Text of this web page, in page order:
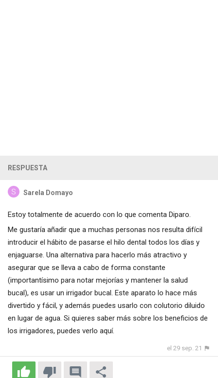
RESPUESTA
Sarela Domayo
Estoy totalmente de acuerdo con lo que comenta Diparo.
Me gustaría añadir que a muchas personas nos resulta difícil
introducir el hábito de pasarse el hilo dental todos los días y
enjaguarse. Una alternativa para hacerlo más atractivo y
asegurar que se lleva a cabo de forma constante
(importantísimo para notar mejorías y mantener la salud
bucal), es usar un irrigador bucal. Este aparato lo hace más
divertido y fácil, y además puedes usarlo con colutorio diluido
en lugar de agua. Si quieres saber más sobre los beneficios de
los irrigadores, puedes verlo aquí.
el 29 sep. 21